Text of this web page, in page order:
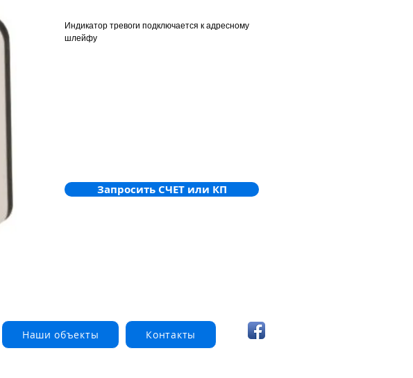
Индикатор тревоги подключается к адресному
шлейфу
Запросить СЧЕТ или КП
Наши объекты Контакты